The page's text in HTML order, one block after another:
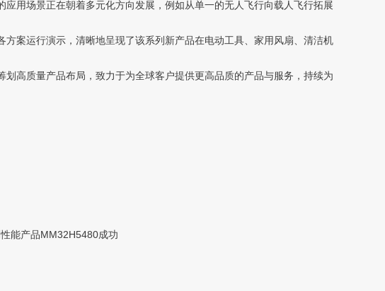
用场景正在朝着多元化方向发展，例如从单一的无人飞行向载人飞行拓展
案运行演示，清晰地呈现了该系列新产品在电动工具、家用风扇、清洁机
高质量产品布局，致力于为全球客户提供更高品质的产品与服务，持续为
能产品MM32H5480成功